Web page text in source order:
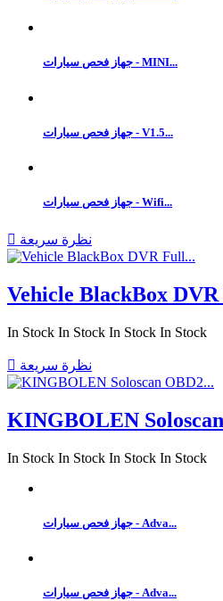
جهاز فحص سيارات - MINI...
جهاز فحص سيارات - V1.5...
جهاز فحص سيارات - Wifi...
 نظرة سريعة
Vehicle BlackBox
In Stock In Stock In Stock In Stock
 نظرة سريعة
KINGBOLEN
In Stock In Stock In Stock In Stock
جهاز فحص سيارات - Adva...
جهاز فحص سيارات - Adva...